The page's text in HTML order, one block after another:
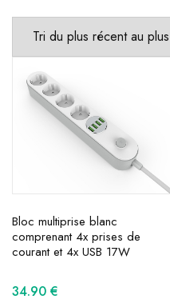
Bloc multiprise blanc
comprenant 4x prises de
courant et 4x USB 17W
34.90 €